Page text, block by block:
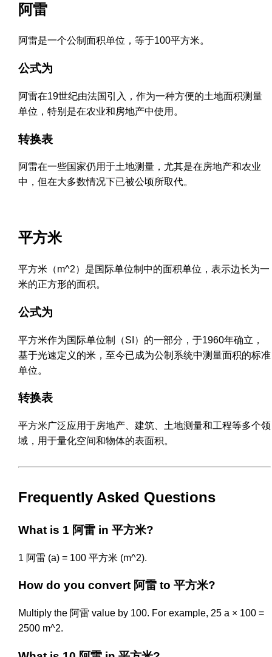
阿雷
阿雷是一个公制面积单位，等于100平方米。
公式为
阿雷在19世纪由法国引入，作为一种方便的土地面积测量
单位，特别是在农业和房地产中使用。
转换表
阿雷在一些国家仍用于土地测量，尤其是在房地产和农业
中，但在大多数情况下已被公顷所取代。
平方米
平方米（m^2）是国际单位制中的面积单位，表示边长为一
米的正方形的面积。
公式为
平方米作为国际单位制（SI）的一部分，于1960年确立，
基于光速定义的米，至今已成为公制系统中测量面积的标准
单位。
转换表
平方米广泛应用于房地产、建筑、土地测量和工程等多个领
域，用于量化空间和物体的表面积。
Frequently Asked Questions
What is 1 阿雷 in 平方米?
1 阿雷 (a) = 100 平方米 (m^2).
How do you convert 阿雷 to 平方米?
Multiply the 阿雷 value by 100. For example, 25 a × 100 =
2500 m^2.